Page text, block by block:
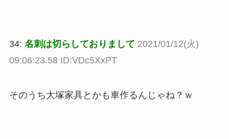
34: 名刺は切らしておりまして 2021/01/12(火)
09:06:23.58 ID:VDc5XxPT
そのうち大塚家具とかも車作るんじゃね？ｗ